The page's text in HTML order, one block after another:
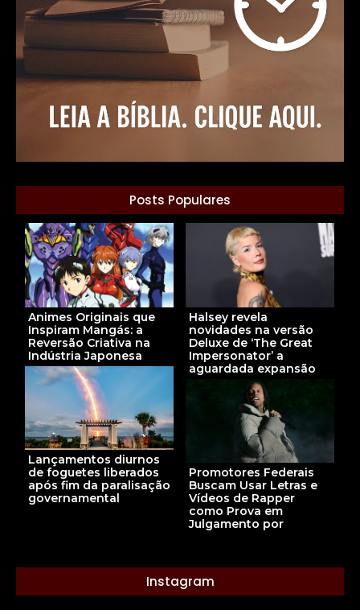
Posts Populares
Animes Originais que
Inspiram Mangás: a
Reversão Criativa na
Indústria Japonesa
Halsey revela
novidades na versão
Deluxe de ‘The Great
Impersonator’ a
aguardada expansão
Lançamentos diurnos
de foguetes liberados
após fim da paralisação
governamental
Promotores Federais
Buscam Usar Letras e
Vídeos de Rapper
como Prova em
Julgamento por
Instagram